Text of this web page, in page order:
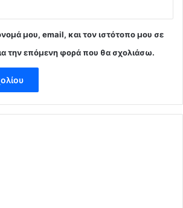
μου, email, και τον ιστότοπο μου σε
την επόμενη φορά που θα σχολιάσω.